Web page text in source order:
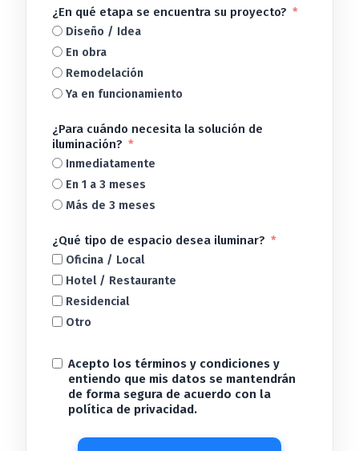
¿En qué etapa se encuentra su proyecto?
Diseño / Idea
En obra
Remodelación
Ya en funcionamiento
¿Para cuándo necesita la solución de
iluminación?
Inmediatamente
En 1 a 3 meses
Más de 3 meses
¿Qué tipo de espacio desea iluminar?
Oficina / Local
Hotel / Restaurante
Residencial
Otro
Acepto los términos y condiciones y
entiendo que mis datos se mantendrán
de forma segura de acuerdo con la
política de privacidad.